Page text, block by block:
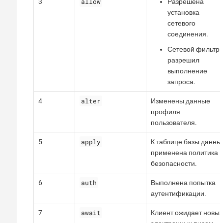
установка
сетевого
соединения.
Сетевой фильтр
разрешил
выполнение
запроса.
4 alter
Изменены данные
профиля
пользователя.
5 apply
К таблице базы
применена политика
безопасности.
6 auth
Выполнена попытка
аутентификации.
7 await
Клиент ожидает